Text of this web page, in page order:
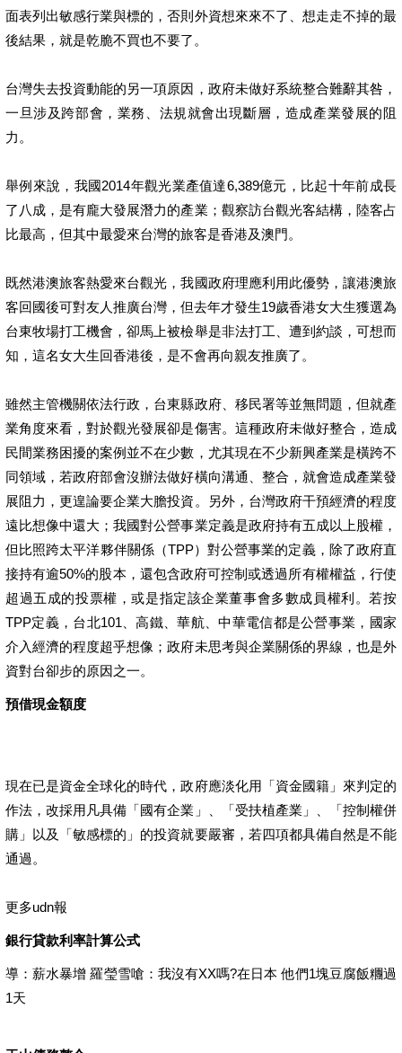
面表列出敏感行業與標的，否則外資想來來不了、想走走不掉的最
後結果，就是乾脆不買也不要了。
台灣失去投資動能的另一項原因，政府未做好系統整合難辭其咎，
一旦涉及跨部會，業務、法規就會出現斷層，造成產業發展的阻
力。
舉例來說，我國2014年觀光業產值達6,389億元，比起十年前成長
了八成，是有龐大發展潛力的產業；觀察訪台觀光客結構，陸客占
比最高，但其中最愛來台灣的旅客是香港及澳門。
既然港澳旅客熱愛來台觀光，我國政府理應利用此優勢，讓港澳旅
客回國後可對友人推廣台灣，但去年才發生19歲香港女大生獲選為
台東牧場打工機會，卻馬上被檢舉是非法打工、遭到約談，可想而
知，這名女大生回香港後，是不會再向親友推廣了。
雖然主管機關依法行政，台東縣政府、移民署等並無問題，但就產
業角度來看，對於觀光發展卻是傷害。這種政府未做好整合，造成
民間業務困擾的案例並不在少數，尤其現在不少新興產業是橫跨不
同領域，若政府部會沒辦法做好橫向溝通、整合，就會造成產業發
展阻力，更遑論要企業大膽投資。另外，台灣政府干預經濟的程度
遠比想像中還大；我國對公營事業定義是政府持有五成以上股權，
但比照跨太平洋夥伴關係（TPP）對公營事業的定義，除了政府直
接持有逾50%的股本，還包含政府可控制或透過所有權權益，行使
超過五成的投票權，或是指定該企業董事會多數成員權利。若按
TPP定義，台北101、高鐵、華航、中華電信都是公營事業，國家
介入經濟的程度超乎想像；政府未思考與企業關係的界線，也是外
資對台卻步的原因之一。
預借現金額度
現在已是資金全球化的時代，政府應淡化用「資金國籍」來判定的
作法，改採用凡具備「國有企業」、「受扶植產業」、「控制權併
購」以及「敏感標的」的投資就要嚴審，若四項都具備自然是不能
通過。
更多udn報
銀行貸款利率計算公式
導：薪水暴增 羅瑩雪嗆：我沒有XX嗎?在日本 他們1塊豆腐飯糰過
1天